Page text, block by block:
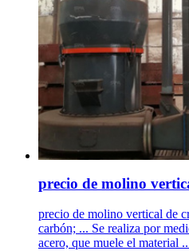
precio de molino
precio de molino vertical de
carbón; ... Se realiza por
acero, que muele el material